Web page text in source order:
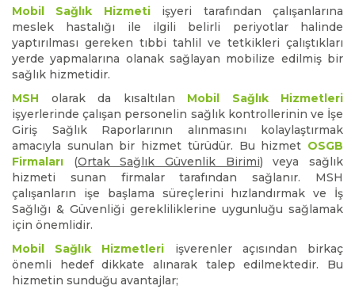
Mobil Sağlık Hizmetiişyeri tarafından çalışanlarına
meslek hastalığı ile ilgili belirli periyotlar halinde
yaptırılması gereken tıbbi tahlil ve tetkikleri çalıştıkları
yerde yapmalarına olanak sağlayan mobilize edilmiş bir
sağlık hizmetidir.
MSH olarak da kısaltılan Mobil Sağlık Hizmetleri
işyerlerinde çalışan personelin sağlık kontrollerinin ve İşe
Giriş Sağlık Raporlarının alınmasını kolaylaştırmak
amacıyla sunulan bir hizmet türüdür. Bu hizmet OSGB
Firmaları (Ortak Sağlık Güvenlik Birimi) veya sağlık
hizmeti sunan firmalar tarafından sağlanır. MSH
çalışanların işe başlama süreçlerini hızlandırmak ve İş
Sağlığı & Güvenliği gerekliliklerine uygunluğu sağlamak
için önemlidir.
Mobil Sağlık Hizmetleri işverenler açısından birkaç
önemli hedef dikkate alınarak talep edilmektedir. Bu
hizmetin sunduğu avantajlar;